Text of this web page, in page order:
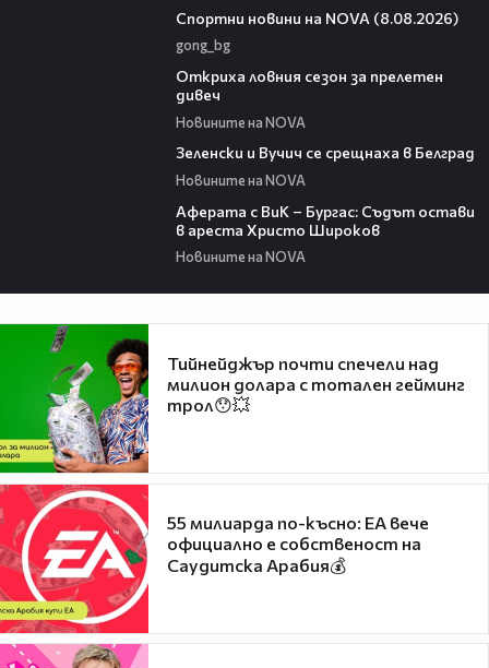
Спортни новини на NOVA (8.08.2026)
gong_bg
Откриха ловния сезон за прелетен
дивеч
Новините на NOVA
Зеленски и Вучич се срещнаха в Белград
Новините на NOVA
Аферата с ВиК – Бургас: Съдът остави
в ареста Христо Широков
Новините на NOVA
Тийнейджър почти спечели над
милион долара с тотален гейминг
трол😯💥
55 милиарда по-късно: EA вече
официално е собственост на
Саудитска Арабия💰